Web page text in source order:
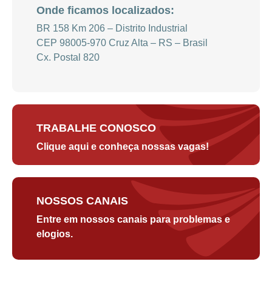
Onde ficamos localizados:
BR 158 Km 206 – Distrito Industrial
CEP 98005-970 Cruz Alta – RS – Brasil
Cx. Postal 820
TRABALHE CONOSCO
Clique aqui e conheça nossas vagas!
NOSSOS CANAIS
Entre em nossos canais para problemas e
elogios.